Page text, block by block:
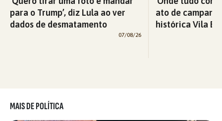
para o Trump’, diz Lula ao ver
dados de desmatamento
07/08/26
ato de
histórica Vila
MAIS DE POLÍTICA